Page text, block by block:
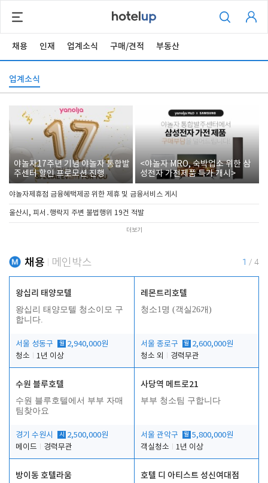
채용 인재 업계소식 구매/견적 부동산
업계소식
야놀자17주년 기념 야놀자 통합발
주센터 할인 프로모션 진행
<야놀자 MRO, 숙박업소 위한 삼
성전자 가전제품 특가 개시>
야놀자제휴점 금융혜택제공 위한 제휴 및 금융서비스 게시
울산시, 피서․행락지 주변 불법행위 19건 적발
더보기
채용 메인박스 1 / 4
왕십리 태양모텔
왕십리 태양모텔 청소이모 구
합니다.
서울 성동구 월 2,940,000원
청소
1년 이상
레몬트리호텔
청소1명 (객실26개)
서울 종로구 월 2,600,000원
청소 외
경력무관
수원 블루호텔
수원 블루호텔에서 부부 자매
팀찾아요
경기 수원시 시
2,500,000원
메이드
경력무관
사당역 메트로21
부부 청소팀 구합니다
서울 관악구 월 5,800,000원
객실청소
1년 이상
방이동 호텔라움 호텔 디 아티스트 성신여대점